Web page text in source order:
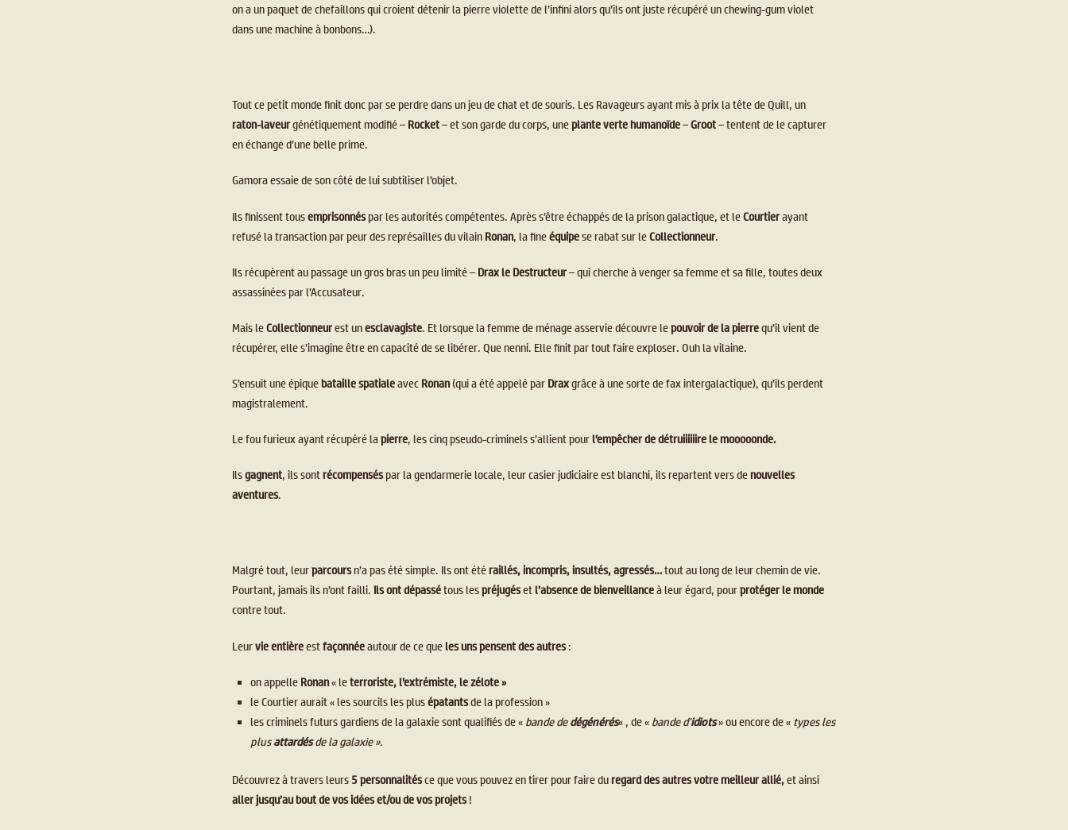
on a un paquet de chefaillons qui croient détenir la pierre violette de l’infini alors qu’ils ont juste récupéré un chewing-gum violet
dans une machine à bonbons…).
Tout ce petit monde finit donc par se perdre dans un jeu de chat et de souris. Les Ravageurs ayant mis à prix la tête de Quill, un
raton-laveurgénétiquement modifié – Rocket– et son garde du corps, uneplante verte humanoïde–Groot– tentent de le capturer
en échange d’une belle prime.
Gamora essaie de son côté de lui subtiliser l’objet.
Ils finissent tousemprisonnéspar les autorités compétentes. Après s’être échappés de la prison galactique, et leCourtierayant
refusé la transaction par peur des représailles du vilain Ronan, la fineéquipese rabat sur leCollectionneur.
Ils récupèrent au passage un gros bras un peu limité – Drax le Destructeur– qui cherche à venger sa femme et sa fille, toutes deux
assassinées par l’Accusateur.
Mais leCollectionneurest unesclavagiste. Et lorsque la femme de ménage asservie découvre lepouvoir de la pierrequ’il vient de
récupérer, elle s’imagine être en capacité de se libérer. Que nenni. Elle finit par tout faire exploser. Ouh la vilaine.
S’ensuit une épiquebataille spatialeavec Ronan (qui a été appelé par Draxgrâce à une sorte de fax intergalactique), qu’ils perdent
magistralement.
Le fou furieux ayant récupéré lapierre, les cinq pseudo-criminels s’allient pourl’empêcher de détruiiiiiire le mooooonde.
Ilsgagnent, ils sontrécompenséspar la gendarmerie locale, leur casier judiciaire est blanchi, ils repartent vers denouvelles
aventures.
Malgré tout, leurparcoursn’a pas été simple. Ils ont étéraillés, incompris, insultés, agressés…tout au long de leur chemin de vie.
Pourtant, jamais ils n’ont failli. Ils ont dépassétous lespréjugésetl’absence de bienveillanceà leur égard, pourprotéger le monde
contre tout.
Leurvie entièreestfaçonnéeautour de ce queles uns pensent des autres:
on appelle Ronan« leterroriste, l’extrémiste, le zélote »
le Courtier aurait « les sourcils les plusépatantsde la profession »
les criminels futurs gardiens de la galaxie sont qualifiés de « bande dedégénérés« , de « bande d’idiots» ou encore de « types les
plusattardésde la galaxie ».
Découvrez à travers leurs 5 personnalitésce que vous pouvez en tirer pour faire duregard des autres votre meilleur allié,et ainsi
aller jusqu’au bout de vos idées et/ou de vos projets!